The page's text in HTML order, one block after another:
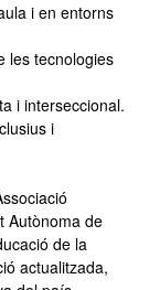
i en entorns
les tecnologies
i interseccional.
i
Autònoma de
de la
actualitzada,